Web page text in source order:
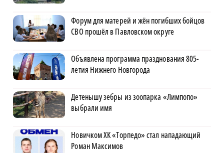
Форум для матерей и жён погибших бойцов
СВО прошёл в Павловском округе
Объявлена программа празднования 805-
летия Нижнего Новгорода
Детенышу зебры из зоопарка «Лимпопо»
выбрали имя
Новичком ХК «Торпедо» стал нападающий
Роман Максимов